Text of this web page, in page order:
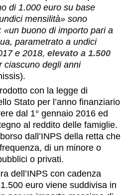
di 1.000 euro su base
mensilità» sono
«un buono di importo pari a
parametrato a undici
e 2018, elevato a 1.500
ciascuno degli anni
con la legge di
Stato per l’anno finanziario
dal 1° gennaio 2016 ed
al reddito delle famiglie.
dall’INPS della retta che
di un minore o
o privati.
dell’INPS con cadenza
euro viene suddivisa in